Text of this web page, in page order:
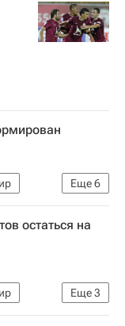
Это’о
Еще6
остаться на
Еще3